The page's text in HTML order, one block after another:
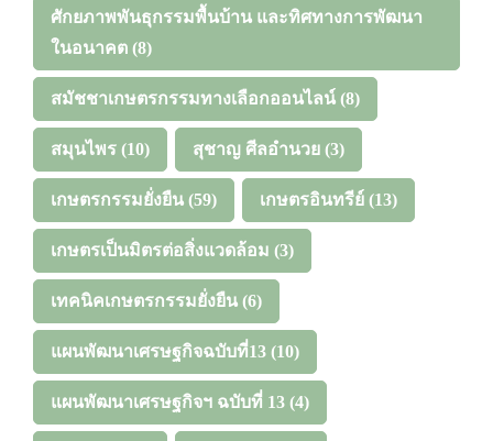
ศักยภาพพันธุกรรมพื้นบ้าน และทิศทางการพัฒนา
ในอนาคต (8)
สมัชชาเกษตรกรรมทางเลือกออนไลน์ (8)
สมุนไพร (10) สุชาญ ศีลอำนวย (3)
เกษตรกรรมยั่งยืน (59) เกษตรอินทรีย์ (13)
เกษตรเป็นมิตรต่อสิ่งแวดล้อม (3)
เทคนิคเกษตรกรรมยั่งยืน (6)
แผนพัฒนาเศรษฐกิจฉบับที่13 (10)
แผนพัฒนาเศรษฐกิจฯ ฉบับที่ 13 (4)